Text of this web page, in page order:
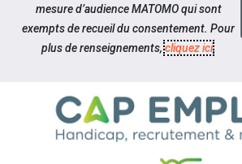
Espace employeur
NOS SERVICES
mesure d’audience MATOMO qui sont
exempts de recueil du consentement. Pour
plus de renseignements,cliquez ici.